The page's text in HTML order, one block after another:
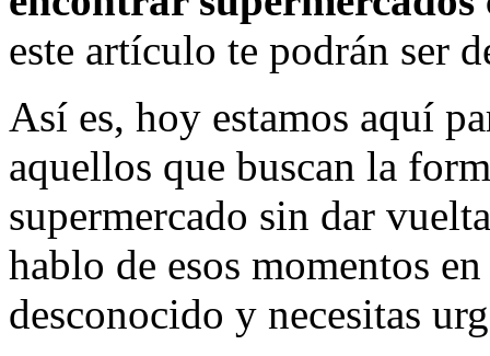
este artículo te podrán ser
Así es, hoy estamos aquí
aquellos que buscan la
supermercado sin dar
hablo de esos momentos
desconocido y necesitas